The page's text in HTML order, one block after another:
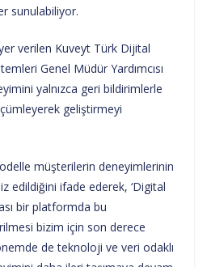
sunulabiliyor.
verilen Kuveyt Türk Dijital
Genel Müdür Yardımcısı
yalnızca geri bildirimlerle
geliştirmeyi
müşterilerin deneyimlerinin
edildiğini ifade ederek, ‘Digital
bir platformda bu
bizim için son derece
de teknoloji ve veri odaklı